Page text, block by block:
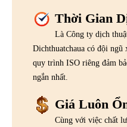
Thời Gian
Là Công ty dịch
Dichthuatchaua có đội
quy trình ISO riêng đảm
ngắn nhất.
Giá Luôn
Cùng với việc chất